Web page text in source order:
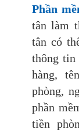
Phần
tân làm
tân có
thông tin
hàng,
phòng,
phần
tiền